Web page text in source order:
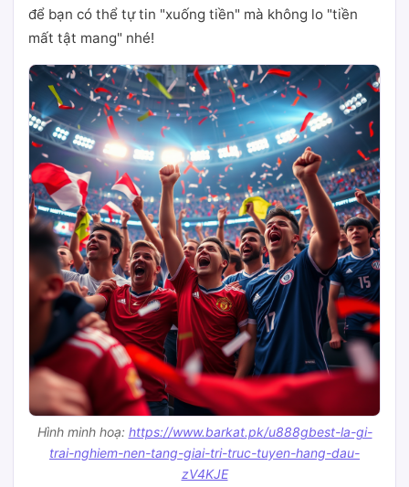
để bạn có thể tự tin "xuống tiền" mà không lo "tiền
mất tật mang" nhé!
Hình minh hoạ: https://www.barkat.pk/u888gbest-la-gi-
trai-nghiem-nen-tang-giai-tri-truc-tuyen-hang-dau-
zV4KJE